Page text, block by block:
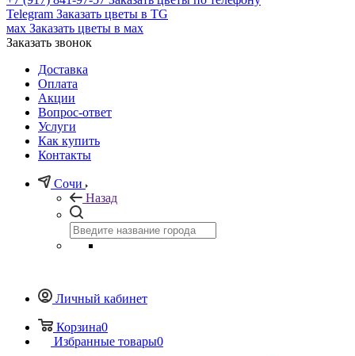
Telegram Заказать цветы в TG
мах Заказать цветы в мах
Заказать звонок
Доставка
Оплата
Акции
Вопрос-ответ
Услуги
Как купить
Контакты
Сочи
Назад
Личный кабинет
Корзина0
Избранные товары0